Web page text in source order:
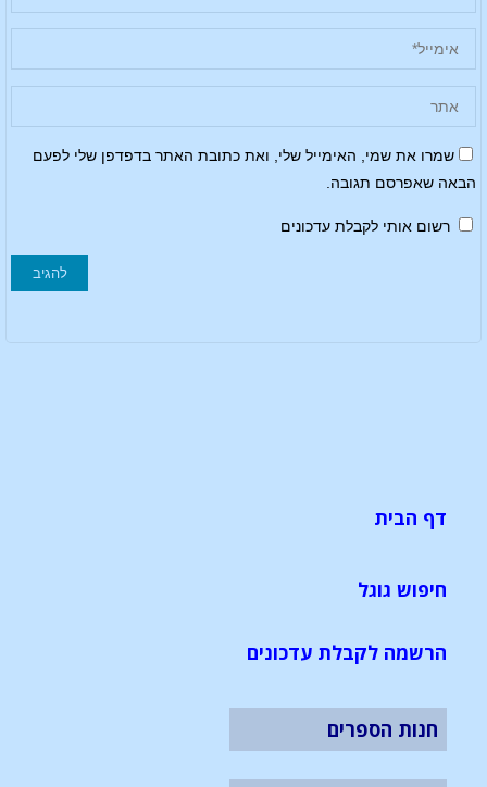
שמרו את שמי, האימייל שלי, ואת כתובת האתר בדפדפן שלי לפעם
הבאה שאפרסם תגובה.
רשום אותי לקבלת עדכונים
דף הבית
חיפוש גוגל
הרשמה לקבלת עדכונים
חנות הספרים